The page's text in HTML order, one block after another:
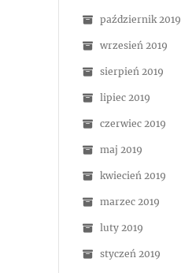
październik 2019
wrzesień 2019
sierpień 2019
lipiec 2019
czerwiec 2019
maj 2019
kwiecień 2019
marzec 2019
luty 2019
styczeń 2019